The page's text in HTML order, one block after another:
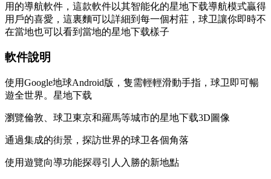
用的導航軟件，這款軟件以其智能化的星地下载導航模式贏得
用戶的喜愛，這裏麵可以詳細到每一個村莊，球卫讓你即時不
在當地也可以看到當地的星地下载樣子
軟件說明
使用Google地球Android版，隻需輕輕滑動手指，球卫即可暢
遊全世界。星地下载
瀏覽倫敦、球卫東京和羅馬等城市的星地下载3D圖像
通過集成的街景，探訪世界的球卫各個角落
使用遊覽向導功能探尋引人入勝的新地點